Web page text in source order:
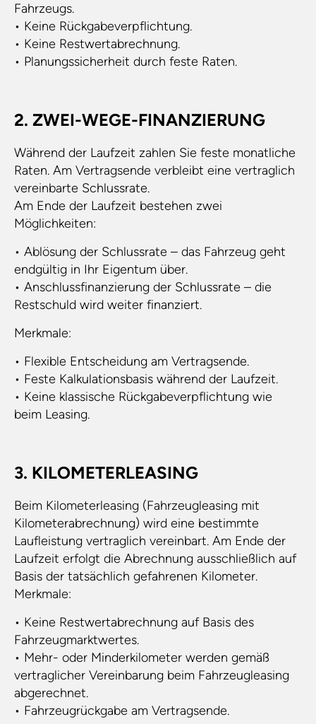
Fahrzeugs.
• Keine Rückgabeverpflichtung.
• Keine Restwertabrechnung.
• Planungssicherheit durch feste Raten.
2. ZWEI-WEGE-FINANZIERUNG
Während der Laufzeit zahlen Sie feste monatliche
Raten. Am Vertragsende verbleibt eine vertraglich
vereinbarte Schlussrate.
Am Ende der Laufzeit bestehen zwei
Möglichkeiten:
• Ablösung der Schlussrate – das Fahrzeug geht
endgültig in Ihr Eigentum über.
• Anschlussfinanzierung der Schlussrate – die
Restschuld wird weiter finanziert.
Merkmale:
• Flexible Entscheidung am Vertragsende.
• Feste Kalkulationsbasis während der Laufzeit.
• Keine klassische Rückgabeverpflichtung wie
beim Leasing.
3. KILOMETERLEASING
Beim Kilometerleasing (Fahrzeugleasing mit
Kilometerabrechnung) wird eine bestimmte
Laufleistung vertraglich vereinbart. Am Ende der
Laufzeit erfolgt die Abrechnung ausschließlich auf
Basis der tatsächlich gefahrenen Kilometer.
Merkmale:
• Keine Restwertabrechnung auf Basis des
Fahrzeugmarktwertes.
• Mehr- oder Minderkilometer werden gemäß
vertraglicher Vereinbarung beim Fahrzeugleasing
abgerechnet.
• Fahrzeugrückgabe am Vertragsende.